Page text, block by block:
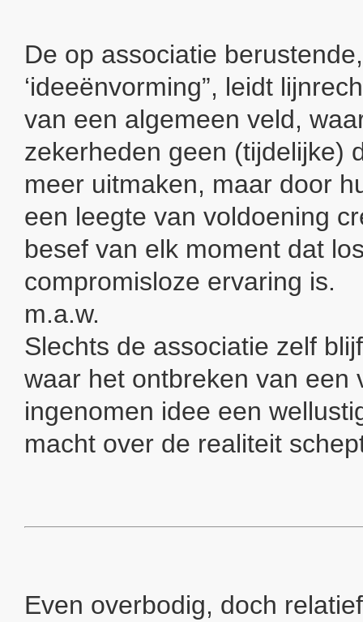
De op associatie
‘ideeënvorming”, leidt
van een algemeen veld,
zekerheden geen (tijdelijke)
meer uitmaken, maar door
een leegte van voldoening
besef van elk moment dat
compromisloze ervaring is.
m.a.w.
Slechts de associatie zelf
waar het ontbreken van een
ingenomen idee een
macht over de realiteit
Even overbodig, doch